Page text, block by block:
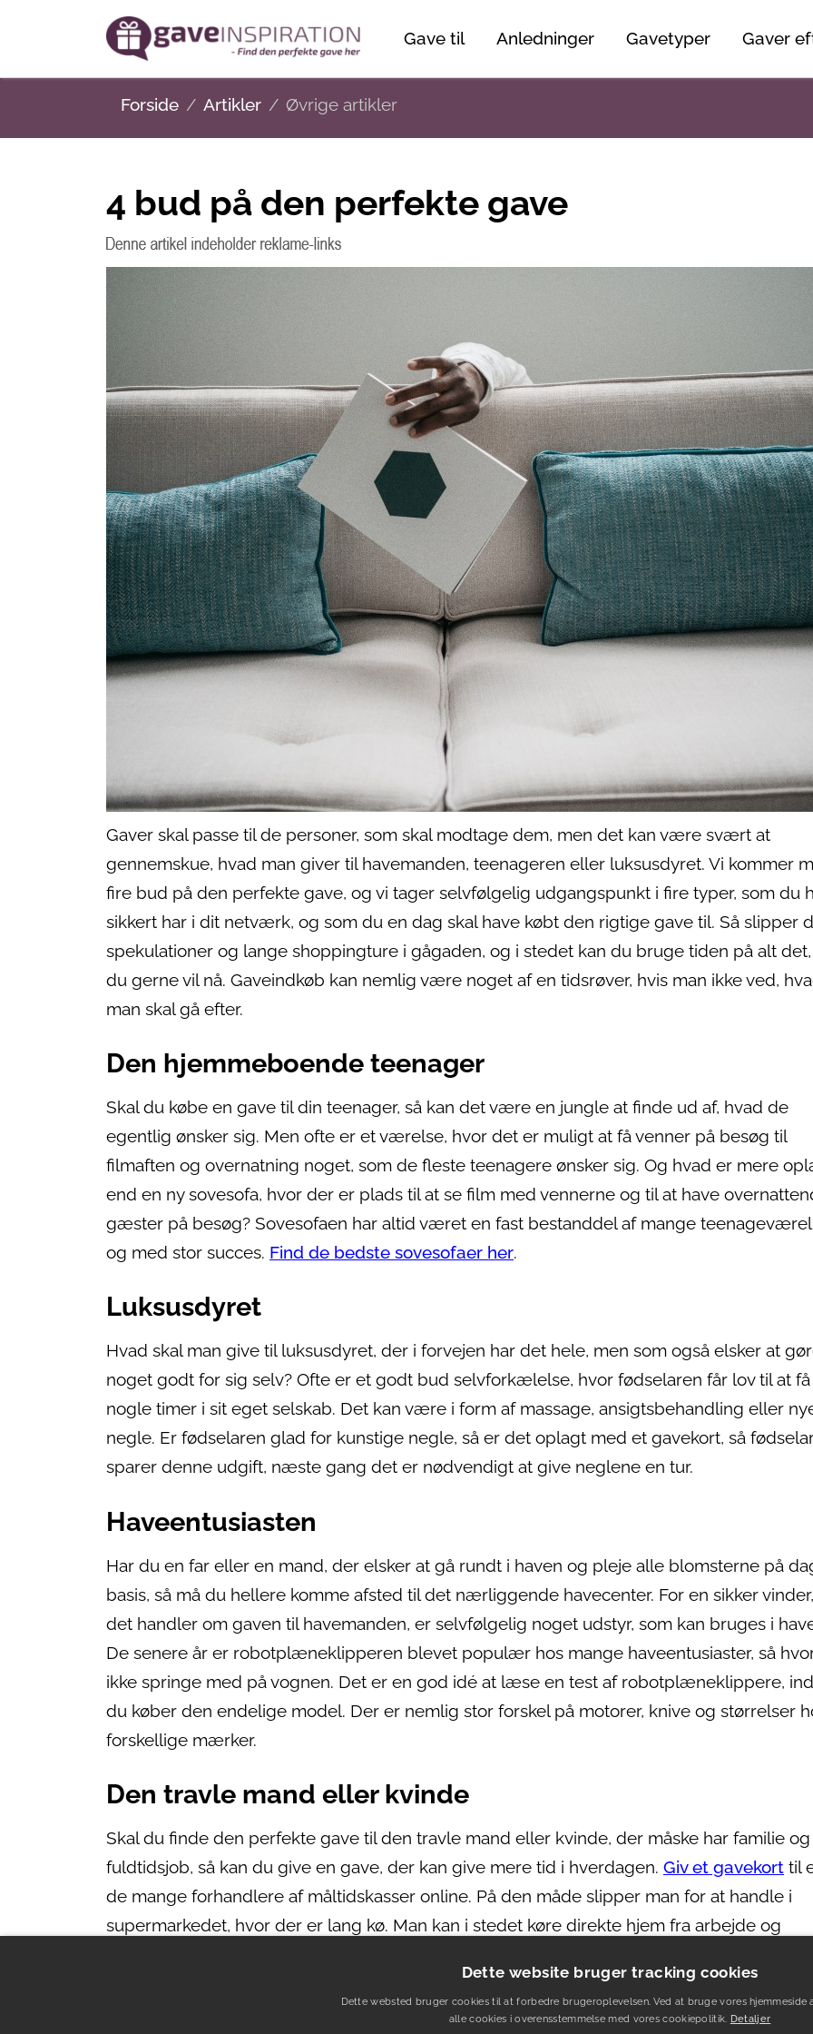
Gave til Anledninger Gavetyper Gaver
Forside Artikler Øvrige artikler
4 bud på den perfekte gave
Gaver skal passe til de personer, som skal modtage dem, men det kan være svært at
gennemskue, hvad man giver til havemanden, teenageren eller luksusdyret. Vi kommer
fire bud på den perfekte gave, og vi tager selvfølgelig udgangspunkt i fire typer, som du
sikkert har i dit netværk, og som du en dag skal have købt den rigtige gave til. Så slipper
spekulationer og lange shoppingture i gågaden, og i stedet kan du bruge tiden på alt
du gerne vil nå. Gaveindkøb kan nemlig være noget af en tidsrøver, hvis man ikke ved,
man skal gå efter.
Den hjemmeboende teenager
Skal du købe en gave til din teenager, så kan det være en jungle at finde ud af, hvad de
egentlig ønsker sig. Men ofte er et værelse, hvor det er muligt at få venner på besøg til
filmaften og overnatning noget, som de fleste teenagere ønsker sig. Og hvad er mere
end en ny sovesofa, hvor der er plads til at se film med vennerne og til at have
gæster på besøg? Sovesofaen har altid været en fast bestanddel af mange
og med stor succes. Find de bedste sovesofaer her.
Luksusdyret
Hvad skal man give til luksusdyret, der i forvejen har det hele, men som også elsker at
noget godt for sig selv? Ofte er et godt bud selvforkælelse, hvor fødselaren får lov til at få
nogle timer i sit eget selskab. Det kan være i form af massage, ansigtsbehandling eller
negle. Er fødselaren glad for kunstige negle, så er det oplagt med et gavekort, så
sparer denne udgift, næste gang det er nødvendigt at give neglene en tur.
Haveentusiasten
Har du en far eller en mand, der elsker at gå rundt i haven og pleje alle blomsterne på
basis, så må du hellere komme afsted til det nærliggende havecenter. For en sikker
det handler om gaven til havemanden, er selvfølgelig noget udstyr, som kan bruges i
De senere år er robotplæneklipperen blevet populær hos mange haveentusiaster, så
ikke springe med på vognen. Det er en god idé at læse en test af robotplæneklippere,
du køber den endelige model. Der er nemlig stor forskel på motorer, knive og størrelser
forskellige mærker.
Den travle mand eller kvinde
Skal du finde den perfekte gave til den travle mand eller kvinde, der måske har familie
fuldtidsjob, så kan du give en gave, der kan give mere tid i hverdagen. Giv et gavekort til
de mange forhandlere af måltidskasser online. På den måde slipper man for at handle i
supermarkedet, hvor der er lang kø. Man kan i stedet køre direkte hjem fra arbejde og
kommende måned, så der bliver mere tid til familie og færre bekymringer om de praktiske
Dette website bruger tracking cookies
Dette websted bruger cookies til at forbedre brugeroplevelsen. Ved at bruge vores hjemmeside
alle cookies i overensstemmelse med vores cookiepolitik. Detaljer